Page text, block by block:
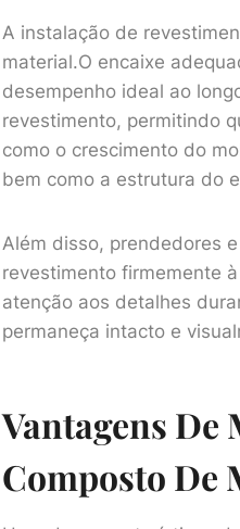
A instalação de
material.O encaixe
desempenho ideal ao
revestimento, permitindo
como o crescimento do
bem como a estrutura do
Além disso, prendedores
revestimento firmemente
atenção aos detalhes
permaneça intacto e
Vantagens De
Composto De